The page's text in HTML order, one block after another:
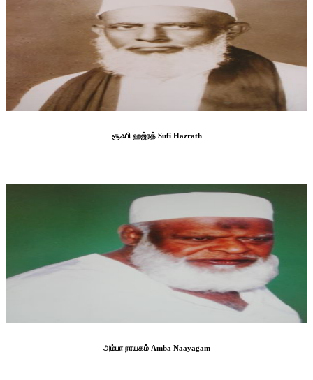
சூஃபி ஹஜ்ரத் Sufi Hazrath
அம்பா நாயகம் Amba Naayagam